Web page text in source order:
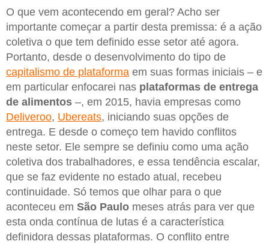
O que vem acontecendo em geral? Acho ser
importante começar a partir desta premissa: é a ação
coletiva o que tem definido esse setor até agora.
Portanto, desde o desenvolvimento do tipo de
capitalismo de plataforma em suas formas iniciais – e
em particular enfocarei nas plataformas de entrega
de alimentos –, em 2015, havia empresas como
Deliveroo, Ubereats, iniciando suas opções de
entrega. E desde o começo tem havido conflitos
neste setor. Ele sempre se definiu como uma ação
coletiva dos trabalhadores, e essa tendência escalar,
que se faz evidente no estado atual, recebeu
continuidade. Só temos que olhar para o que
aconteceu em São Paulo meses atrás para ver que
esta onda contínua de lutas é a característica
definidora dessas plataformas. O conflito entre